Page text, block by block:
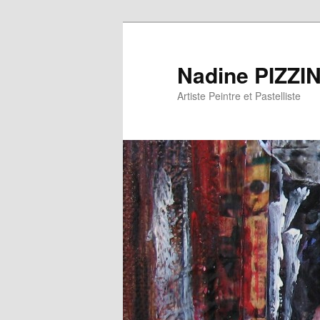
Nadine
Artiste Peintre et Pastelliste